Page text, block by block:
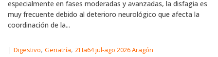
especialmente en fases moderadas y avanzadas, la disfagia es
muy frecuente debido al deterioro neurológico que afecta la
coordinación de la...
| Digestivo, Geriatría, ZHa64 jul-ago 2026 Aragón